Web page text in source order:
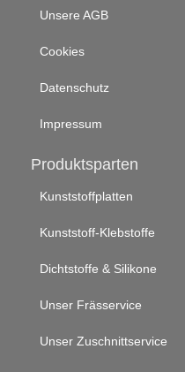
Unsere AGB
Cookies
Datenschutz
Impressum
Produktsparten
Kunststoffplatten
Kunststoff-Klebstoffe
Dichtstoffe & Silikone
Unser Frässervice
Unser Zuschnittservice